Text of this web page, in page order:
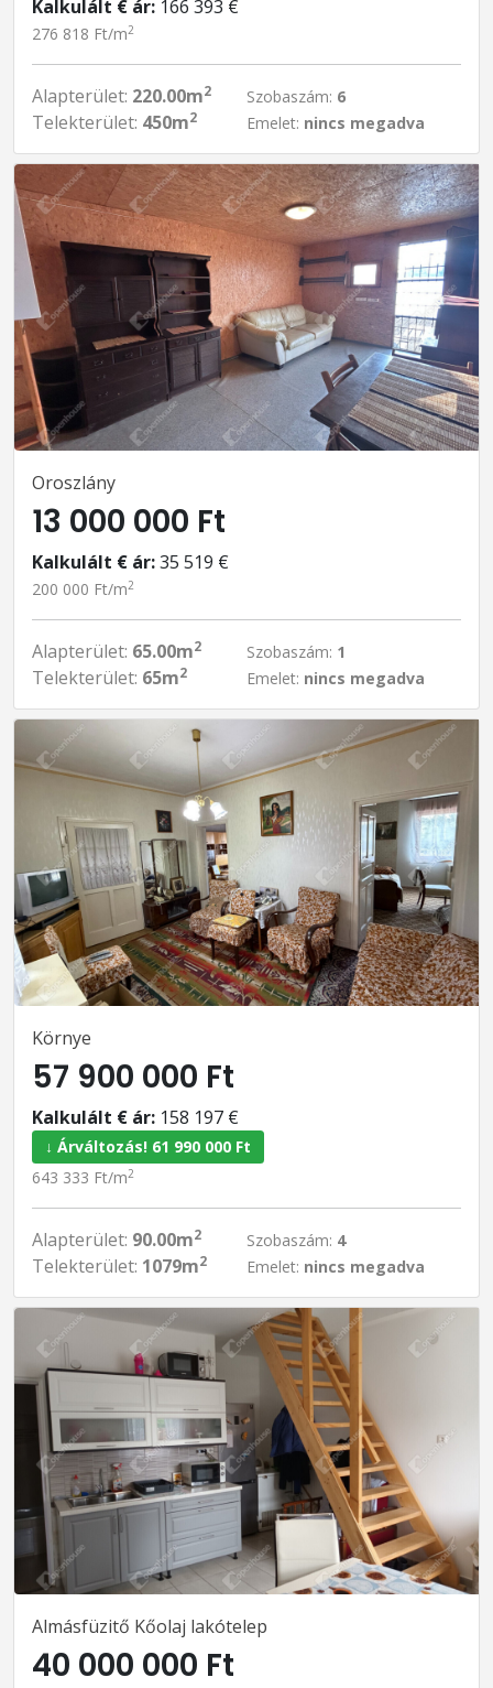
Kalkulált € ár: 166 393 €
276 818 Ft/m2
Alapterület: 220.00m2
Telekterület: 450m2
Szobaszám: 6
Emelet: nincs megadva
Oroszlány
13 000 000 Ft
Kalkulált € ár:35 519 €
200 000 Ft/m2
Alapterület: 65.00m2
Telekterület: 65m2
Szobaszám: 1
Emelet: nincs megadva
Környe
57 900 000 Ft
Kalkulált € ár: 158 197 €
↓ Árváltozás! 61 990 000 Ft
643 333 Ft/m2
Alapterület: 90.00m2
Telekterület: 1079m2
Szobaszám: 4
Emelet: nincs megadva
Almásfüzitő Kőolaj lakótelep
40 000 000 Ft